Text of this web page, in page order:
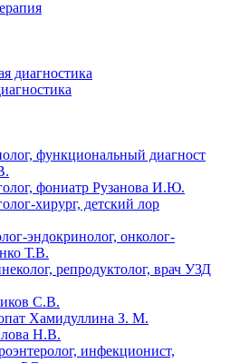
диагностика
функциональный диагност
фониатр Рузанова И.Ю.
хирург, детский лор
эндокринолог, онколог-
Т.В.
репродуктолог, врач УЗД
С.В.
Хамидуллина З. М.
Н.В.
инфекционист,